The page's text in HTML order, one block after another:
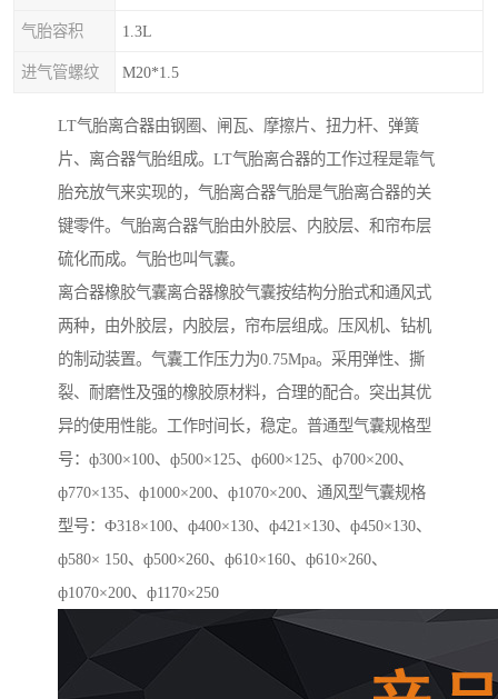
气胎容积 1.3L
进气管螺纹 M20*1.5
LT气胎离合器由钢圈、闸瓦、摩擦片、扭力杆、弹簧
片、离合器气胎组成。LT气胎离合器的工作过程是靠气
胎充放气来实现的，气胎离合器气胎是气胎离合器的关
键零件。气胎离合器气胎由外胶层、内胶层、和帘布层
硫化而成。气胎也叫气囊。
离合器橡胶气囊离合器橡胶气囊按结构分胎式和通风式
两种，由外胶层，内胶层，帘布层组成。压风机、钻机
的制动装置。气囊工作压力为0.75Mpa。采用弹性、撕
裂、耐磨性及强的橡胶原材料，合理的配合。突出其优
异的使用性能。工作时间长，稳定。普通型气囊规格型
号：ф300×100、ф500×125、ф600×125、ф700×200、
ф770×135、ф1000×200、ф1070×200、通风型气囊规格
型号：Ф318×100、ф400×130、ф421×130、ф450×130、
ф580× 150、ф500×260、ф610×160、ф610×260、
ф1070×200、ф1170×250